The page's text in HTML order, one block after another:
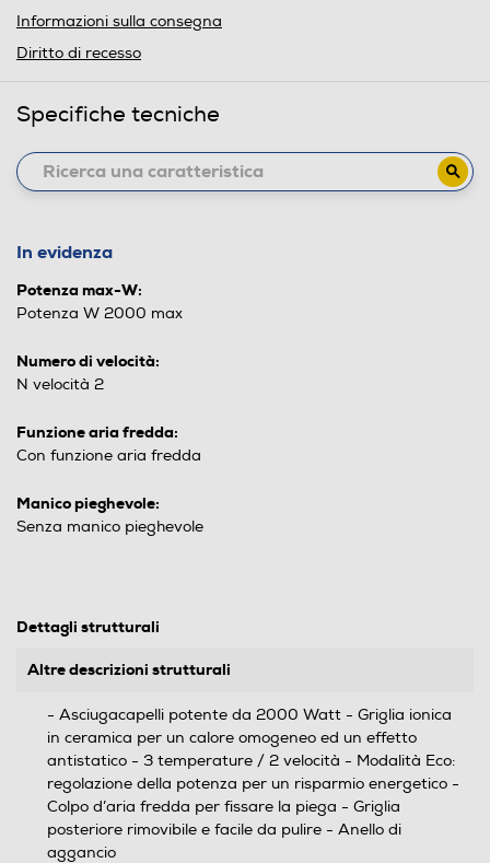
Informazioni sulla consegna
Diritto di recesso
Specifiche tecniche
In evidenza
Potenza max-W:
Potenza W 2000 max
Numero di velocità:
N velocità 2
Funzione aria fredda:
Con funzione aria fredda
Manico pieghevole:
Senza manico pieghevole
Dettagli strutturali
Altre descrizioni strutturali
- Asciugacapelli potente da 2000 Watt - Griglia ionica
in ceramica per un calore omogeneo ed un effetto
antistatico - 3 temperature / 2 velocità - Modalità Eco:
regolazione della potenza per un risparmio energetico -
Colpo d’aria fredda per fissare la piega - Griglia
posteriore rimovibile e facile da pulire - Anello di
aggancio